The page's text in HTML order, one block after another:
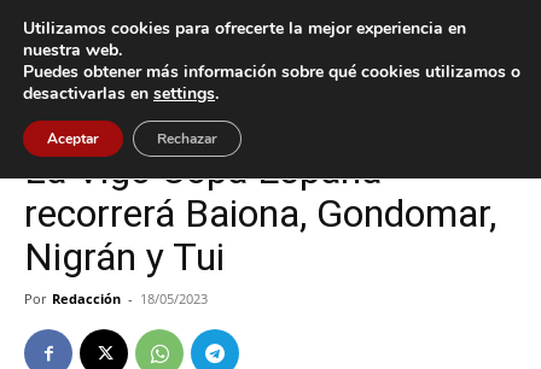
Inicio Baiona
Baiona Deportes
La Vigo Copa España
recorrerá Baiona, Gondomar,
Nigrán y Tui
Por Redacción - 18/05/2023
Utilizamos cookies para ofrecerte la mejor experiencia en
nuestra web.
Puedes obtener más información sobre qué cookies utilizamos o
desactivarlas en settings.
Aceptar Rechazar